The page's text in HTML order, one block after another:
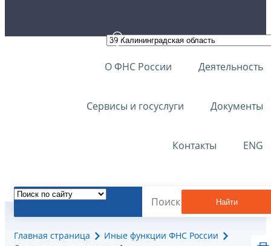
О ФНС России Деятельность
Сервисы и госуслуги Документы
Контакты ENG
Найти
Главная страница
Иные функции ФНС России